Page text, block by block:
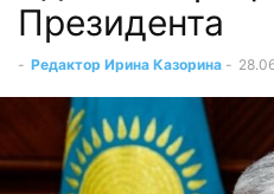
Президента
- Редактор Ирина Казорина -